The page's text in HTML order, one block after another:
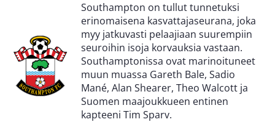
Southampton on tullut tunnetuksi
erinomaisena kasvattajaseurana, joka
myy jatkuvasti pelaajiaan suurempiin
seuroihin isoja korvauksia vastaan.
Southamptonissa ovat marinoituneet
muun muassa Gareth Bale, Sadio
Mané, Alan Shearer, Theo Walcott ja
Suomen maajoukkueen entinen
kapteeni Tim Sparv.